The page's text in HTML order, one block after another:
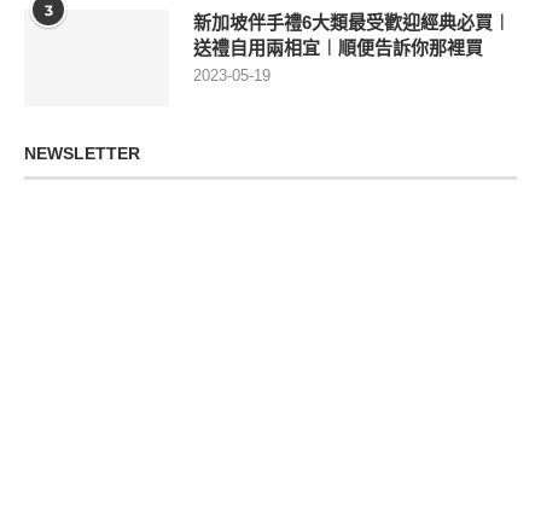
3
新加坡伴手禮6大類最受歡迎經典必買︱
送禮自用兩相宜︱順便告訴你那裡買
2023-05-19
NEWSLETTER